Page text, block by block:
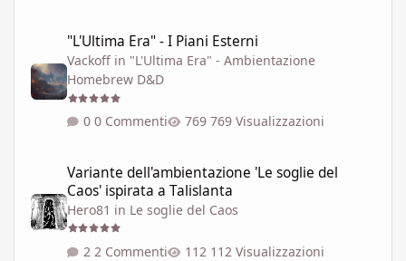
"L'Ultima Era" - I Piani Esterni
Vackoff in "L'Ultima Era" - Ambientazione
Homebrew D&D
0 Commenti 769 Visualizzazioni
Variante dell'ambientazione 'Le soglie del
Caos' ispirata a Talislanta
Hero81 in Le soglie del Caos
2 Commenti 112 Visualizzazioni